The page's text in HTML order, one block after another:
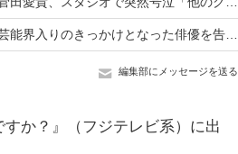
編集部にメッセージを送る
か？』（フジテレビ系）に出